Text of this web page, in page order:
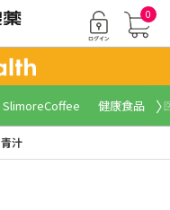
0
SlimoreCoffee 健康食品 〉
青汁